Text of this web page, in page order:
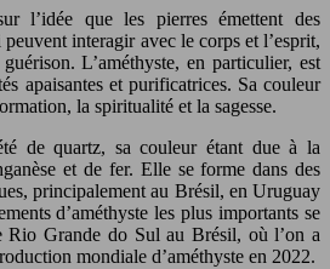
l’idée que les pierres émettent des
interagir avec le corps et l’esprit,
L’améthyste, en particulier, est
apaisantes et purificatrices. Sa couleur
la spiritualité et la sagesse.
de quartz, sa couleur étant due à la
et de fer. Elle se forme dans des
principalement au Brésil, en Uruguay
d’améthyste les plus importants se
Rio Grande do Sul au Brésil, où l’on a
mondiale d’améthyste en 2022.